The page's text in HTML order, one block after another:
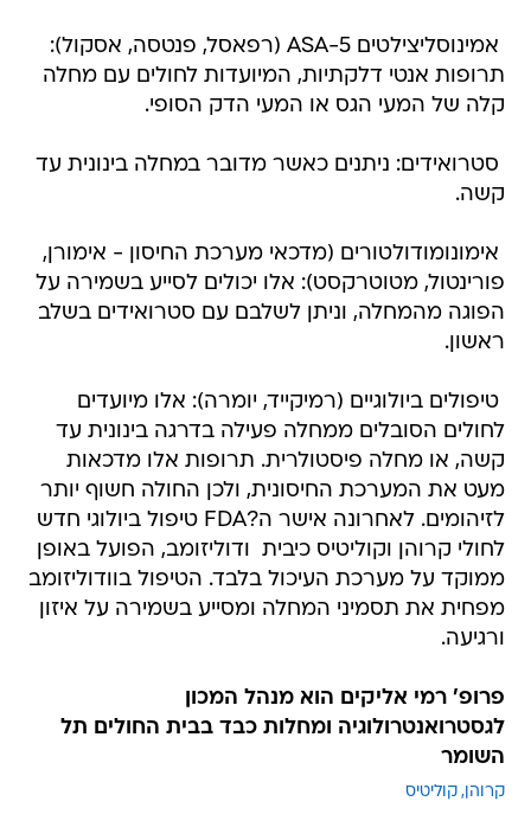
 אמינוסליצילטים ASA-5 (רפאסל, פנטסה, אסקול):
תרופות אנטי דלקתיות, המיועדות לחולים עם מחלה
קלה של המעי הגס או המעי הדק הסופי.
 סטרואידים: ניתנים כאשר מדובר במחלה בינונית עד
קשה.
 אימונומודולטורים (מדכאי מערכת החיסון - אימורן,
פורינטול, מטוטרקסט): אלו יכולים לסייע בשמירה על
הפוגה מהמחלה, וניתן לשלבם עם סטרואידים בשלב
ראשון.
 טיפולים ביולוגיים (רמיקייד, יומרה): אלו מיועדים
לחולים הסובלים ממחלה פעילה בדרגה בינונית עד
קשה, או מחלה פיסטולרית. תרופות אלו מדכאות
מעט את המערכת החיסונית, ולכן החולה חשוף יותר
לזיהומים. לאחרונה אישר ה?FDA טיפול ביולוגי חדש
לחולי קרוהן וקוליטיס כיבית  ודוליזומב, הפועל באופן
ממוקד על מערכת העיכול בלבד. הטיפול בוודוליזומב
מפחית את תסמיני המחלה ומסייע בשמירה על איזון
ורגיעה.
פרופ' רמי אליקים הוא מנהל המכון
לגסטרואנטרולוגיה ומחלות כבד בבית החולים תל
השומר
קרוהן קוליטיס